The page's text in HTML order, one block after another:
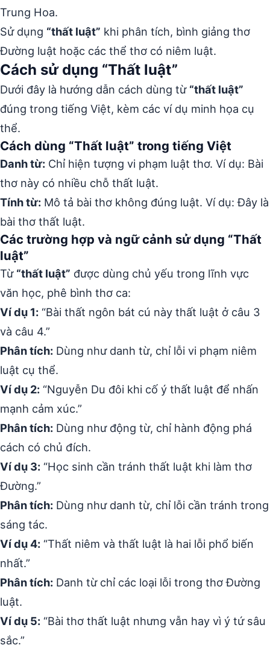
Trung Hoa.
Sử dụng “thất luật” khi phân tích, bình giảng thơ
Đường luật hoặc các thể thơ có niêm luật.
Cách sử dụng “Thất luật”
Dưới đây là hướng dẫn cách dùng từ “thất luật”
đúng trong tiếng Việt, kèm các ví dụ minh họa cụ
thể.
Cách dùng “Thất luật” trong tiếng Việt
Danh từ: Chỉ hiện tượng vi phạm luật thơ. Ví dụ: Bài
thơ này có nhiều chỗ thất luật.
Tính từ: Mô tả bài thơ không đúng luật. Ví dụ: Đây là
bài thơ thất luật.
Các trường hợp và ngữ cảnh sử dụng “Thất
luật”
Từ “thất luật” được dùng chủ yếu trong lĩnh vực
văn học, phê bình thơ ca:
Ví dụ 1: “Bài thất ngôn bát cú này thất luật ở câu 3
và câu 4.”
Phân tích: Dùng như danh từ, chỉ lỗi vi phạm niêm
luật cụ thể.
Ví dụ 2: “Nguyễn Du đôi khi cố ý thất luật để nhấn
mạnh cảm xúc.”
Phân tích: Dùng như động từ, chỉ hành động phá
cách có chủ đích.
Ví dụ 3: “Học sinh cần tránh thất luật khi làm thơ
Đường.”
Phân tích: Dùng như danh từ, chỉ lỗi cần tránh trong
sáng tác.
Ví dụ 4: “Thất niêm và thất luật là hai lỗi phổ biến
nhất.”
Phân tích: Danh từ chỉ các loại lỗi trong thơ Đường
luật.
Ví dụ 5: “Bài thơ thất luật nhưng vẫn hay vì ý tứ sâu
sắc.”